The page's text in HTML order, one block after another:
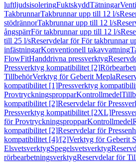
luftljudsisoleringFuktskyddTätningar
TakbrunnarTakbrunnar upp till 12 l/s
stödrännorTakbrunnar upp till 12 l/s
ångspärrFör takbrunnar upp till 12 l/s
till 25 l/sReservdelar för För takbrunnar
infästningarKonventionell takavvattning
FlowFitHanddrivna pressverktyg
Pressverktyg kompatibilitet [2]
TillbehörVerktyg för Geberit Mepla
kompatibilitet [1]Pressverktyg
ProvtryckningspropparKontrollmedel
kompatibilitet [2]Reservdelar för
Pressverktyg kompatibilitet [2XL]
för ProvtryckningspropparKontrollmedel
kompatibilitet [2]Reservdelar för
kompatibilitet [4]/[2]Verktyg för Geberit
ElsvetsverktygSpegelsvetsverktyg
rörbearbetningsverktygReservdelar för